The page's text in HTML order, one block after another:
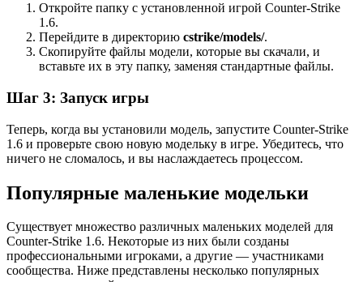
Откройте папку с установленной игрой Counter-Strike
1.6.
Перейдите в директорию cstrike/models/.
Скопируйте файлы модели, которые вы скачали, и
вставьте их в эту папку, заменяя стандартные файлы.
Шаг 3: Запуск игры
Теперь, когда вы установили модель, запустите Counter-Strike
1.6 и проверьте свою новую модельку в игре. Убедитесь, что
ничего не сломалось, и вы наслаждаетесь процессом.
Популярные маленькие модельки
Существует множество различных маленьких моделей для
Counter-Strike 1.6. Некоторые из них были созданы
профессиональными игроками, а другие — участниками
сообщества. Ниже представлены несколько популярных